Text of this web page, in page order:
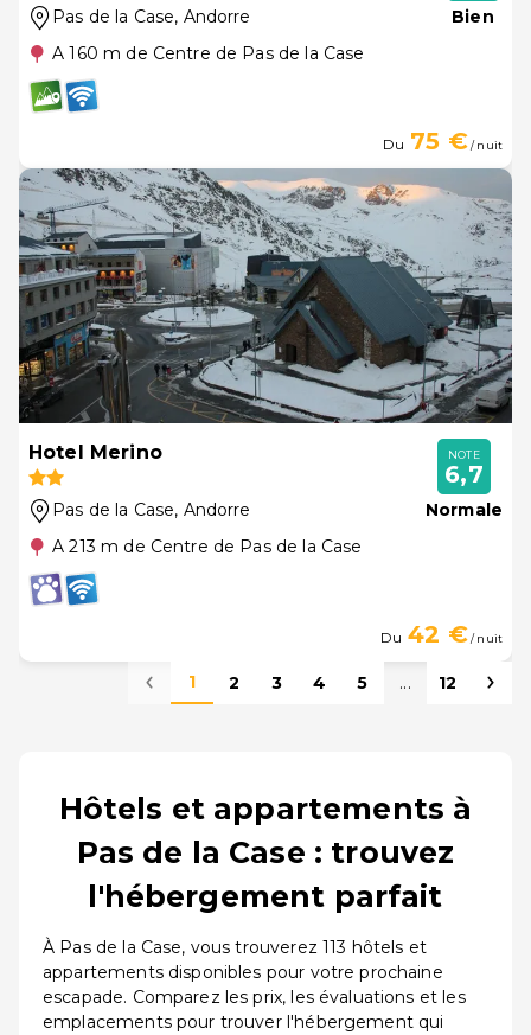
Pas de la Case, Andorre
A 160 m de Centre de Pas de la Case
Bien
Du 75 €/ nuit
Hotel Merino
Pas de la Case, Andorre
A 213 m de Centre de Pas de la Case
NOTE
6,7
Normale
Du 42 €/ nuit
1 2 3 4 5 ... 12
Hôtels et appartements à
Pas de la Case : trouvez
l'hébergement parfait
À Pas de la Case, vous trouverez 113 hôtels et
appartements disponibles pour votre prochaine
escapade. Comparez les prix, les évaluations et les
emplacements pour trouver l'hébergement qui